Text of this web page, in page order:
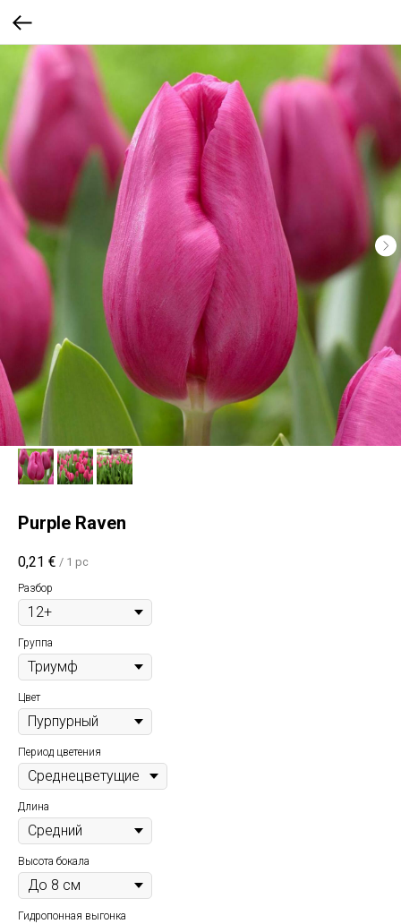
Purple Raven
0,21 € / 1 pc
Разбор
Группа
Цвет
Период цветения
Длина
Высота бокала
Гидропонная выгонка